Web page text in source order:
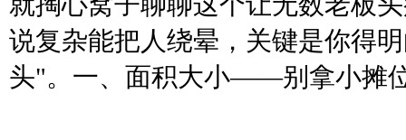
说复杂能把人绕晕，关键是你得
头"。一、面积大小——别拿小摊